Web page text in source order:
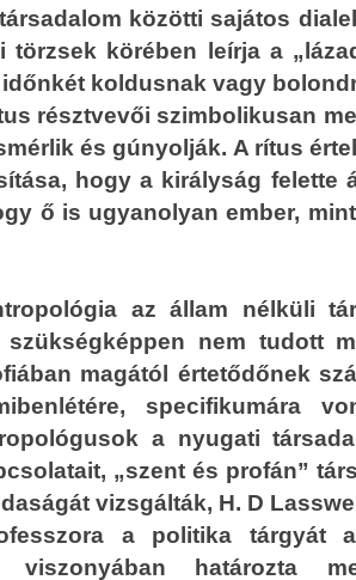
közötti sajátos
törzsek körében leírja a
koldusnak vagy
résztvevői szimbolikusan
és gúnyolják. A rítus
hogy a királyság felette
ő is ugyanolyan ember,
az állam nélküli
szükségképpen nem tudott
magától értetődőnek
specifikumára
a nyugati
„szent és profán”
vizsgálták, H. D
a politika tárgyát
viszonyában határozta